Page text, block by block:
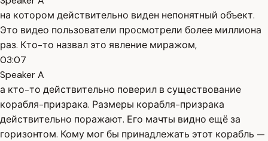
на котором действительно виден непонятный объект.
Это видео пользователи просмотрели более миллиона
раз. Кто-то назвал это явление миражом,
03:07
Speaker A
а кто-то действительно поверил в существование
корабля-призрака. Размеры корабля-призрака
действительно поражают. Его мачты видно ещё за
горизонтом. Кому мог бы принадлежать этот корабль —